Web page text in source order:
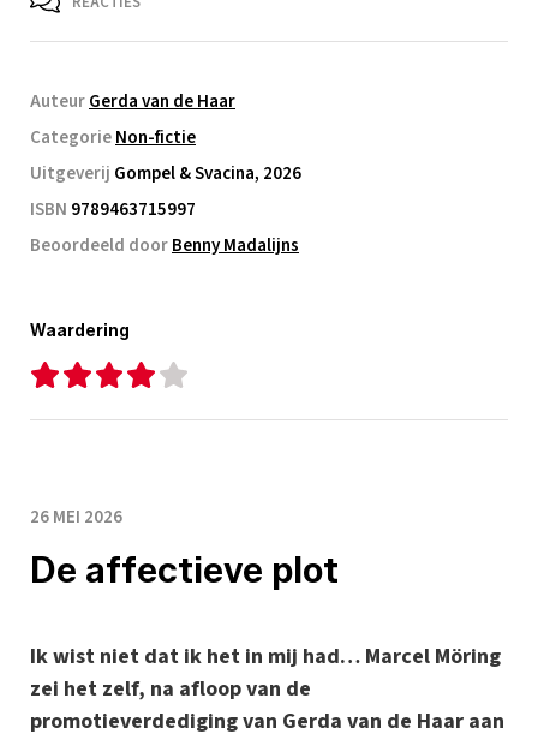
AuteurGerda van de Haar
CategorieNon-fictie
Uitgeverij Gompel & Svacina, 2026
ISBN 9789463715997
Beoordeeld doorBenny Madalijns
Waardering
26 MEI 2026
De affectieve plot
Ik wist niet dat ik het in mij had… Marcel Möring
zei het zelf, na afloop van de
promotieverdediging van Gerda van de Haar aan